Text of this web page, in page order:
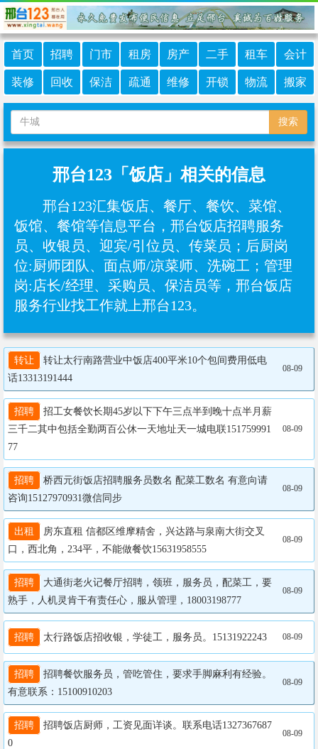
首页 招聘 门市 租房 房产 二手 租车 会计
装修 回收 保洁 疏通 维修 开锁 物流 搬家
搜索
邢台123「饭店」相关的信息
邢台123汇集饭店、餐厅、餐饮、菜馆、
饭馆、餐馆等信息平台，邢台饭店招聘服务
员、收银员、迎宾/引位员、传菜员；后厨岗
位:厨师团队、面点师/凉菜师、‌洗碗工；管理
岗:店长/经理、采购员、‌保洁员等，邢台饭店
服务行业找工作就上邢台123。
转让
转让太行南路营业中饭店400平米10个包间费用低电
话13313191444
08-09
招聘
招工女餐饮长期45岁以下下午三点半到晚十点半月薪
三千二其中包括全勤两百公休一天地址天一城电联151759991
77
08-09
招聘
桥西元街饭店招聘服务员数名 配菜工数名 有意向请
咨询15127970931微信同步
08-09
出租
房东直租 信都区维摩精舍，兴达路与泉南大街交叉
口，西北角，234平，不能做餐饮15631958555
08-09
招聘
大通街老火记餐厅招聘，领班，服务员，配菜工，要
熟手，人机灵肯干有责任心，服从管理，18003198777
08-09
招聘 太行路饭店招收银，学徒工，服务员。15131922243 08-09
招聘
招聘餐饮服务员，管吃管住，要求手脚麻利有经验。
有意联系：15100910203
08-09
招聘
招聘饭店厨师，工资见面详谈。联系电话1327367687
0
08-09